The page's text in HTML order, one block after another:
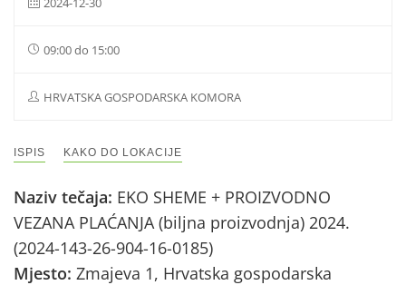
09:00 do 15:00
HRVATSKA GOSPODARSKA KOMORA
ISPIS KAKO DO LOKACIJE
Naziv tečaja: EKO SHEME + PROIZVODNO
VEZANA PLAĆANJA (biljna proizvodnja) 2024.
(2024-143-26-904-16-0185)
Mjesto: Zmajeva 1, Hrvatska gospodarska